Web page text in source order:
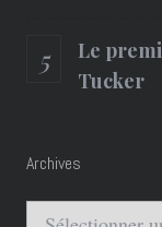
Le
Tucker
Archives
Archives